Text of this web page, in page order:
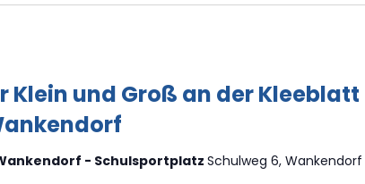
Klein und Groß an der Kleeblatt
- Schulsportplatz Schulweg 6, Wankendorf